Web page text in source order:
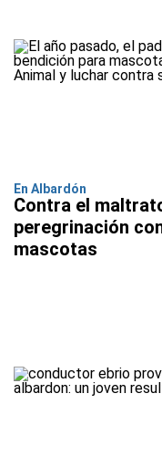
En Albardón
Contra el
peregrinación
mascotas